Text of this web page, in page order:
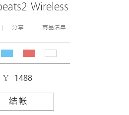
Wireless
分享 商品清单
1488
结帐